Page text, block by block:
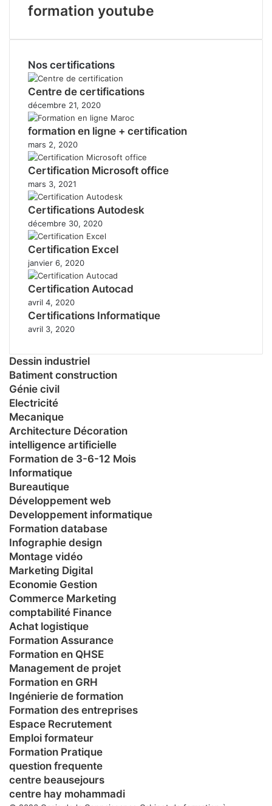
formation youtube
Nos certifications
Centre de certifications
décembre 21, 2020
formation en ligne + certification
mars 2, 2020
Certification Microsoft office
mars 3, 2021
Certifications Autodesk
décembre 30, 2020
Certification Excel
janvier 6, 2020
Certification Autocad
avril 4, 2020
Certifications Informatique
avril 3, 2020
Dessin industriel
Batiment construction
Génie civil
Electricité
Mecanique
Architecture Décoration
intelligence artificielle
Formation de 3-6-12 Mois
Informatique
Bureautique
Développement web
Developpement informatique
Formation database
Infographie design
Montage vidéo
Marketing Digital
Economie Gestion
Commerce Marketing
comptabilité Finance
Achat logistique
Formation Assurance
Formation en QHSE
Management de projet
Formation en GRH
Ingénierie de formation
Formation des entreprises
Espace Recrutement
Emploi formateur
Formation Pratique
question frequente
centre beausejours
centre hay mohammadi